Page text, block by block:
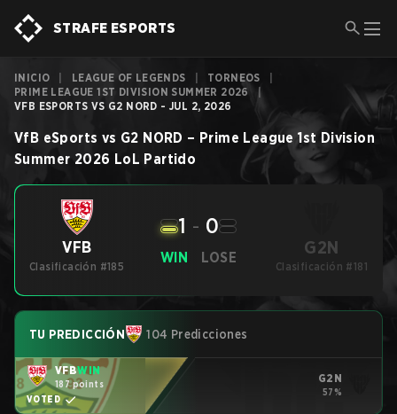
STRAFE ESPORTS
INICIO LEAGUE OF LEGENDS TORNEOS
PRIME LEAGUE 1ST DIVISION SUMMER 2026
|
VFB ESPORTS VS G2 NORD - JUL 2, 2026
VfB eSports vs G2 NORD – Prime League 1st Division
Summer 2026 LoL Partido
VFB
Clasificación #185
WIN
1 - 0
LOSE G2N
Clasificación #181
TU PREDICCIÓN 104 Predicciones
VFBWIN
187 points
VOTED
G2N
57%